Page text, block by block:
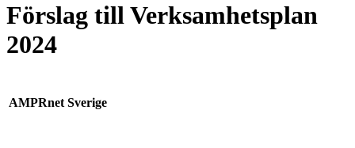
Förslag till Verksamhetsplan
2024
AMPRnet Sverige